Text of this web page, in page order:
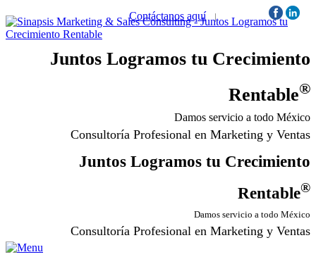
Contáctanos aquí | Síguenos:
Juntos Logramos tu Crecimiento
Rentable®
Damos servicio a todo México
Consultoría Profesional en Marketing y Ventas
Juntos Logramos tu Crecimiento
Rentable®
Damos servicio a todo México
Consultoría Profesional en Marketing y Ventas